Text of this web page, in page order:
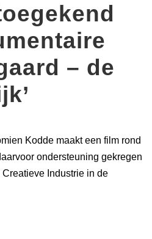
– de
Kodde maakt een film rond
ondersteuning gekregen
Industrie in de